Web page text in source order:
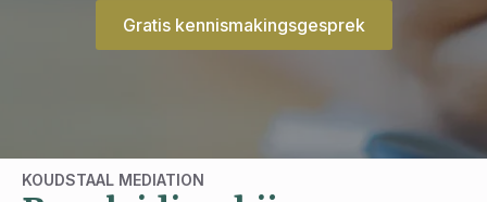
Gratis kennismakingsgesprek
KOUDSTAAL MEDIATION